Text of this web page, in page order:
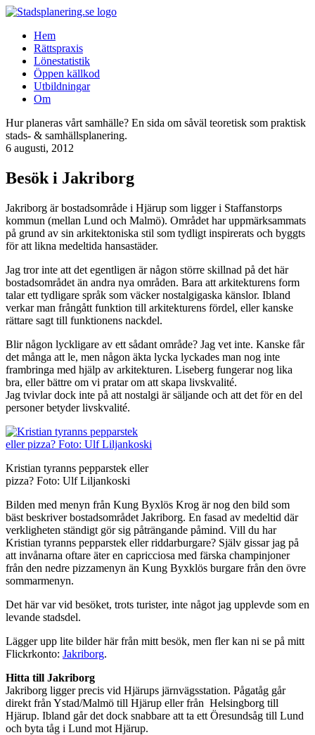
Hem
Rättspraxis
Lönestatistik
Öppen källkod
Utbildningar
Om
Hur planeras vårt samhälle? En sida om såväl teoretisk som praktisk
stads- & samhällsplanering.
6 augusti, 2012
Besök i Jakriborg
Jakriborg är bostadsområde i Hjärup som ligger i Staffanstorps
kommun (mellan Lund och Malmö). Området har uppmärksammats
på grund av sin arkitektoniska stil som tydligt inspirerats och byggts
för att likna medeltida hansastäder.
Jag tror inte att det egentligen är någon större skillnad på det här
bostadsområdet än andra nya områden. Bara att arkitekturens form
talar ett tydligare språk som väcker nostalgigaska känslor. Ibland
verkar man frångått funktion till arkitekturens fördel, eller kanske
rättare sagt till funktionens nackdel.
Blir någon lyckligare av ett sådant område? Jag vet inte. Kanske får
det många att le, men någon äkta lycka lyckades man nog inte
frambringa med hjälp av arkitekturen. Liseberg fungerar nog lika
bra, eller bättre om vi pratar om att skapa livskvalité.
Jag tvivlar dock inte på att nostalgi är säljande och att det för en del
personer betyder livskvalité.
Kristian tyranns pepparstek eller
pizza? Foto: Ulf Liljankoski
Bilden med menyn från Kung Byxlös Krog är nog den bild som
bäst beskriver bostadsområdet Jakriborg. En fasad av medeltid där
verkligheten ständigt gör sig påträngande påmind. Vill du har
Kristian tyranns pepparstek eller riddarburgare? Själv gissar jag på
att invånarna oftare äter en capricciosa med färska champinjoner
från den nedre pizzamenyn än Kung Byxklös burgare från den övre
sommarmenyn.
Det här var vid besöket, trots turister, inte något jag upplevde som en
levande stadsdel.
Lägger upp lite bilder här från mitt besök, men fler kan ni se på mitt
Flickrkonto: Jakriborg.
Hitta till Jakriborg
Jakriborg ligger precis vid Hjärups järnvägsstation. Pågatåg går
direkt från Ystad/Malmö till Hjärup eller från Helsingborg till
Hjärup. Ibland går det dock snabbare att ta ett Öresundsåg till Lund
och byta tåg i Lund mot Hjärup.